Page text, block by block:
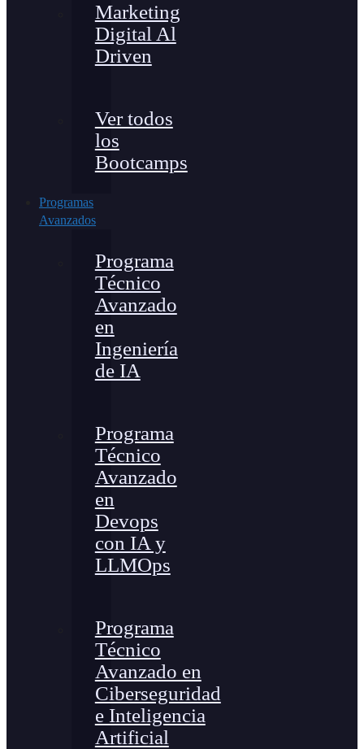
Marketing
Digital Al
Driven
Ver todos
los
Bootcamps
Programas
Avanzados
Programa
Técnico
Avanzado
en
Ingeniería
de IA
Programa
Técnico
Avanzado
en
Devops
con IA y
LLMOps
Programa
Técnico
Avanzado en
Ciberseguridad
e Inteligencia
Artificial